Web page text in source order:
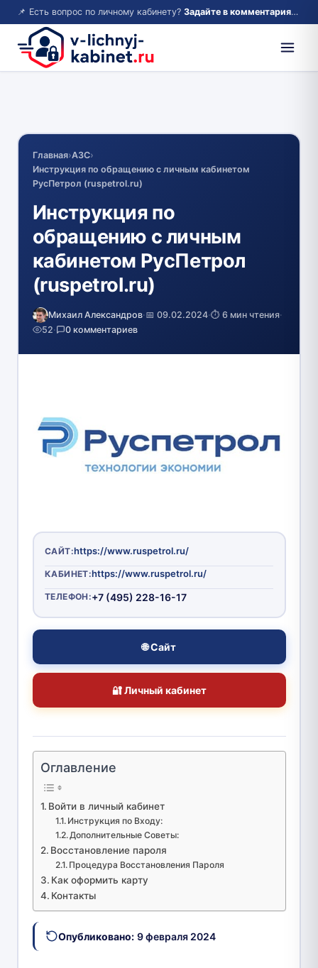
📌 Есть вопрос по личному кабинету? Задайте в комментариях — ответим!
Главная›АЗС›
Инструкция по обращению с личным кабинетом
РусПетрол (ruspetrol.ru)
Инструкция по
обращению с личным
кабинетом РусПетрол
(ruspetrol.ru)
Михаил Александров·📅 09.02.2024·⏱️ 6 мин чтения·
52· 0 комментариев
САЙТ:https://www.ruspetrol.ru/
КАБИНЕТ:https://www.ruspetrol.ru/
ТЕЛЕФОН:+7 (495) 228-16-17
🌐 Сайт
🔐 Личный кабинет
Оглавление
Войти в личный кабинет
Инструкция по Входу:
Дополнительные Советы:
Восстановление пароля
Процедура Восстановления Пароля
Как оформить карту
Контакты
Опубликовано: 9 февраля 2024